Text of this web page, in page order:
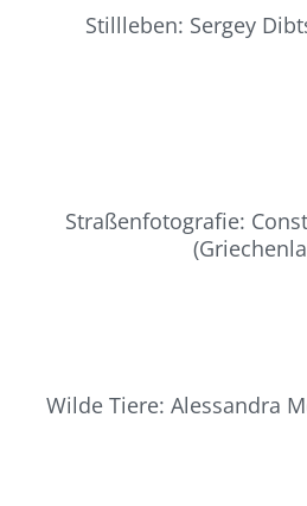
Stillleben: Sergey
Straßenfotografie:
Wilde Tiere: Alessandra